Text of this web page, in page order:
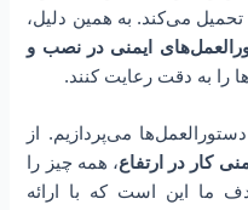
تحمیل می‌کند. به همین دلیل،
ایمنی در نصب و
را به دقت رعایت کنند.
می‌پردازیم. از
کار در ارتفاع، همه چیز را
ما این است که با ارائه